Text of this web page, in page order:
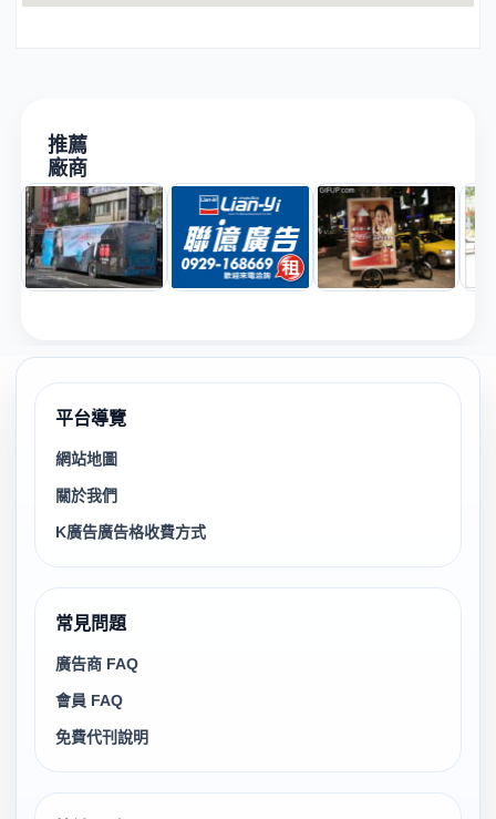
推薦
廠商
平台導覽
網站地圖
關於我們
K廣告廣告格收費方式
常見問題
廣告商 FAQ
會員 FAQ
免費代刊說明